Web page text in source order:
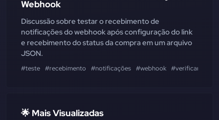
Webhook
Discussão sobre testar o recebimento de
notificações do webhook após configuração do link
e recebimento do status da compra em um arquivo
JSON.
#teste #recebimento #notificações #webhook #verificar
🌟 Mais Visualizadas